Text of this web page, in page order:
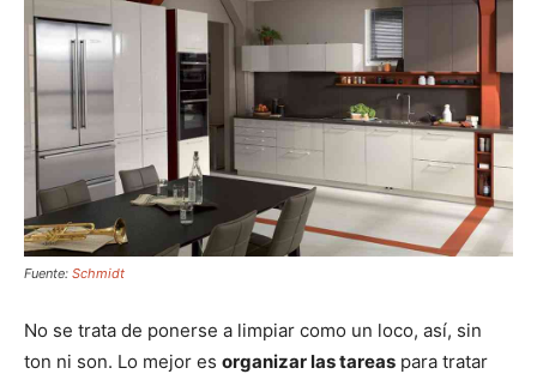
Fuente: Schmidt
No se trata de ponerse a limpiar como un loco, así, sin
ton ni son. Lo mejor es organizar las tareas para tratar